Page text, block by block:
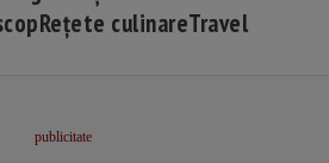
Rețete culinareTravel